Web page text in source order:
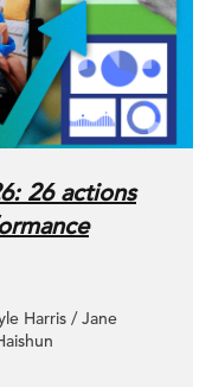
26 actions
Harris / Jane